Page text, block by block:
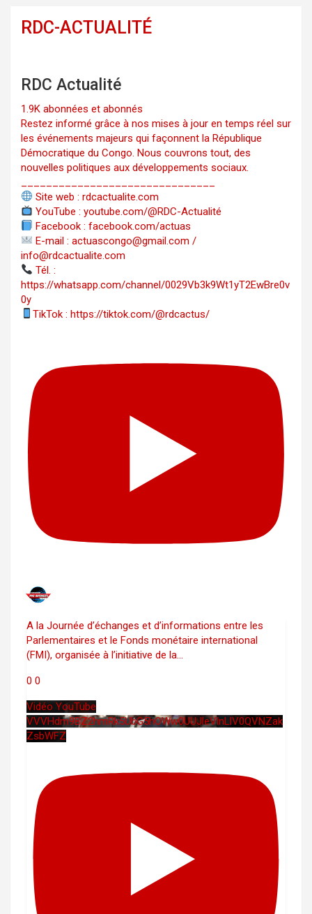
RDC-ACTUALITÉ
RDC Actualité
1.9K abonnées et abonnés
Restez informé grâce à nos mises à jour en temps réel sur
les événements majeurs qui façonnent la République
Démocratique du Congo. Nous couvrons tout, des
nouvelles politiques aux développements sociaux.
Site web : rdcactualite.com
YouTube : youtube.com/@RDC-Actualité
Facebook : facebook.com/actuas
E-mail : actuascongo@gmail.com /
info@rdcactualite.com
Tél. : ‪‪‪‪‪‪‪‪‪‪‪‪‪‪‪‪‪‪‪‪‪‪‪‪‪‪‪‪‪‪‪‪
https://whatsapp.com/channel/0029Vb3k9Wt1yT2EwBre0v
0y
TikTok : https://tiktok.com/@rdcactus/
A la Journée d’échanges et d’informations entre les
Parlementaires et le Fonds monétaire international
(FMI), organisée à l’initiative de la...
0 0
Vidéo YouTube
VVVHdm9BZ2hmRk5UbG5hOWw0UUJleVlnLlV0QVNZak
ZsbWFZ